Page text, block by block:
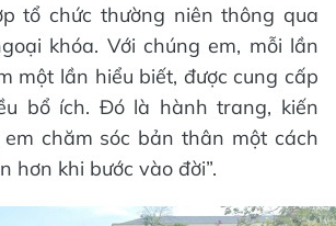
tổ chức thường niên thông qua
khóa. Với chúng em, mỗi lần
một lần hiểu biết, được cung cấp
bổ ích. Đó là hành trang, kiến
chăm sóc bản thân một cách
hơn khi bước vào đời”.